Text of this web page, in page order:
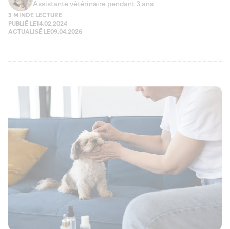
Assistante vétérinaire pendant 3 ans
3 MIN DE LECTURE
PUBLIÉ LE14.02.2024
ACTUALISÉ LE09.04.2026